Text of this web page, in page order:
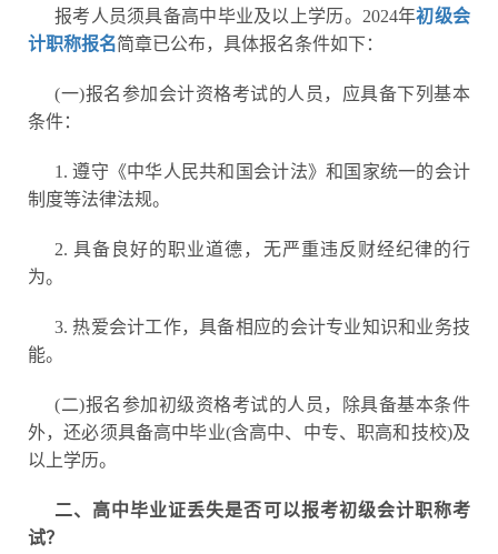
报考人员须具备高中毕业及以上学历。2024年初级会
计职称报名简章已公布，具体报名条件如下：
(一)报名参加会计资格考试的人员，应具备下列基本
条件：
1. 遵守《中华人民共和国会计法》和国家统一的会计
制度等法律法规。
2. 具备良好的职业道德，无严重违反财经纪律的行
为。
3. 热爱会计工作，具备相应的会计专业知识和业务技
能。
(二)报名参加初级资格考试的人员，除具备基本条件
外，还必须具备高中毕业(含高中、中专、职高和技校)及
以上学历。
二、高中毕业证丢失是否可以报考初级会计职称考
试？